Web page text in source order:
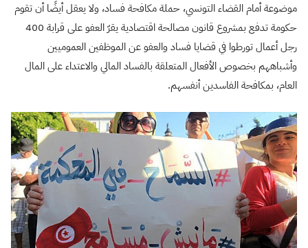
موضوعة أمام القضاء التونسي، حملة مكافحة فساد، ولا يعقل أيضًا أن تقوم
حكومة تدفع بمشروع قانون مصالحة اقتصادية يقرّ العفو على قرابة 400
رجل أعمال تورطوا في قضايا فساد والعفو عن الموظفين العموميين
وأشباههم بخصوص الأفعال المتعلقة بالفساد المالي والاعتداء على المال
العام، بمكافحة الفاسدين أنفسهم.